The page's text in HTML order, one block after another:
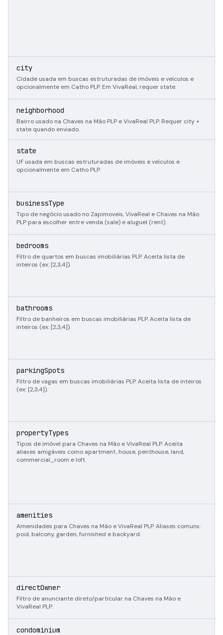
city
Cidade usada em buscas estruturadas de imóveis e veículos e
opcionalmente em Catho PLP. Em VivaReal, requer state.
neighborhood
Bairro usado na Chaves na Mão PLP e VivaReal PLP. Requer city +
state quando enviado.
state
UF usada em buscas estruturadas de imóveis e veículos e
opcionalmente em Catho PLP.
businessType
Tipo de negócio usado no Zapimoveis, VivaReal e Chaves na Mão
PLP para escolher entre venda (sale) e aluguel (rent).
bedrooms
Filtro de quartos em buscas imobiliárias PLP. Aceita lista de
inteiros (ex: [2,3,4]).
bathrooms
Filtro de banheiros em buscas imobiliárias PLP. Aceita lista de
inteiros (ex: [2,3,4]).
parkingSpots
Filtro de vagas em buscas imobiliárias PLP. Aceita lista de inteiros
(ex: [2,3,4]).
propertyTypes
Tipos de imóvel para Chaves na Mão e VivaReal PLP. Aceita
aliases amigáveis como apartment, house, penthouse, land,
commercial_room e loft.
amenities
Amenidades para Chaves na Mão e VivaReal PLP. Aliases comuns:
pool, balcony, garden, furnished e backyard.
directOwner
Filtro de anunciante direto/particular na Chaves na Mão e
VivaReal PLP.
condominium